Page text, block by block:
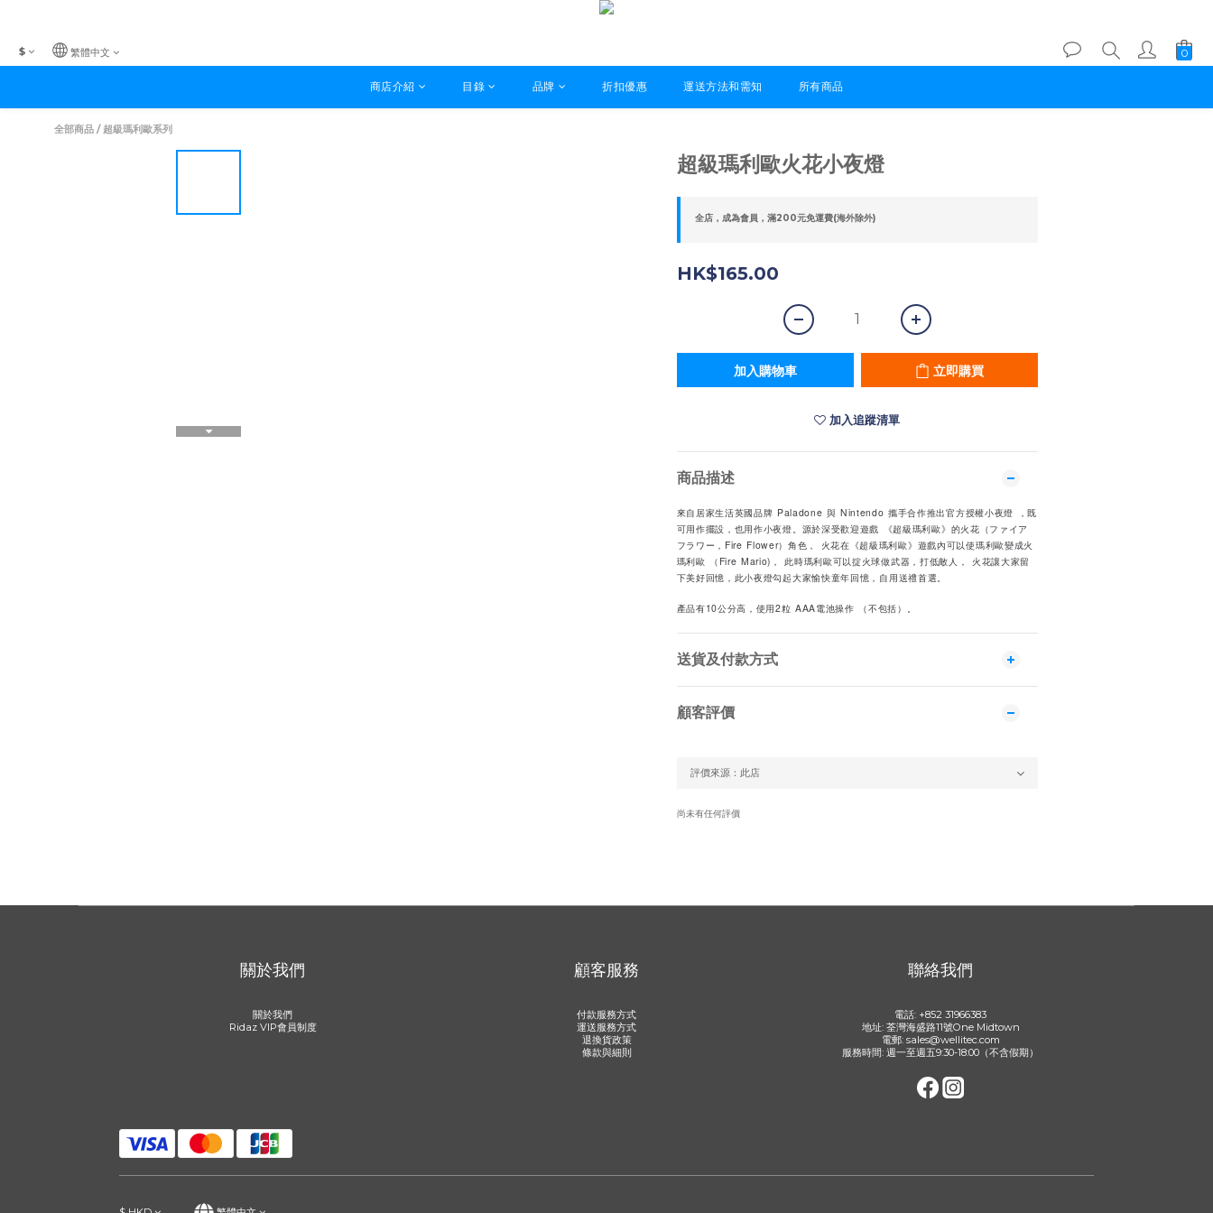
$ 繁體中文
商店介紹 目錄 品牌 折扣優惠 運送方法和需知 所有商品
全部商品 / 超級瑪利歐系列
超級瑪利歐火花小夜燈
全店，成為會員，滿200元免運費(海外除外)
HK$165.00
加入購物車 立即購買
加入追蹤清單
商品描述
來自居家生活英國品牌 Paladone 與 Nintendo 攜手合作推出官方授權小夜燈 ，既
可用作擺設，也用作小夜燈。源於深受歡迎遊戲 《超級瑪利歐》的火花（ファイア
フラワー，Fire Flower）角色， 火花在《超級瑪利歐》遊戲內可以使瑪利歐變成火
瑪利歐 （Fire Mario)， 此時瑪利歐可以掟火球做武器，打低敵人， 火花讓大家留
下美好回憶，此小夜燈勾起大家愉快童年回憶，自用送禮首選。
產品有10公分高，使用2粒 AAA電池操作 （不包括）。
送貨及付款方式
顧客評價
尚未有任何評價
關於我們
關於我們
Ridaz VIP會員制度
顧客服務
付款服務方式
運送服務方式
退換貨政策
條款與細則
聯絡我們
電話: +852 31966383
地址: 荃灣海盛路11號One Midtown
電郵: sales@wellitec.com
服務時間: 週一至週五9:30-18:00（不含假期）